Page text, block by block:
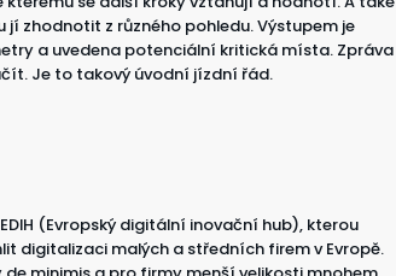
zhodnotit z různého pohledu. Výstupem je
a uvedena potenciální kritická místa. Zpráva
Je to takový úvodní jízdní řád.
(Evropský digitální inovační hub), kterou
digitalizaci malých a středních firem v Evropě.